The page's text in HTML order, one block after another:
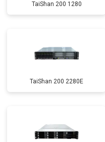
TaiShan 200 1280
TaiShan 200 2280E